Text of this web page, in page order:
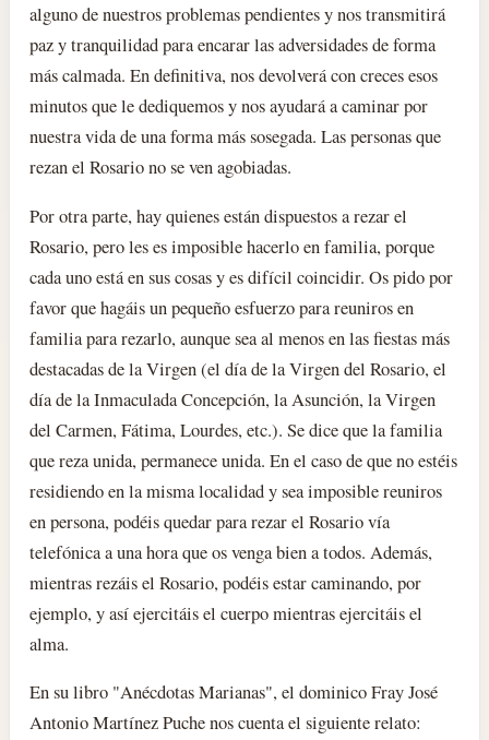
alguno de nuestros problemas pendientes y nos transmitirá
paz y tranquilidad para encarar las adversidades de forma
más calmada. En definitiva, nos devolverá con creces esos
minutos que le dediquemos y nos ayudará a caminar por
nuestra vida de una forma más sosegada. Las personas que
rezan el Rosario no se ven agobiadas.
Por otra parte, hay quienes están dispuestos a rezar el
Rosario, pero les es imposible hacerlo en familia, porque
cada uno está en sus cosas y es difícil coincidir. Os pido por
favor que hagáis un pequeño esfuerzo para reuniros en
familia para rezarlo, aunque sea al menos en las fiestas más
destacadas de la Virgen (el día de la Virgen del Rosario, el
día de la Inmaculada Concepción, la Asunción, la Virgen
del Carmen, Fátima, Lourdes, etc.). Se dice que la familia
que reza unida, permanece unida. En el caso de que no estéis
residiendo en la misma localidad y sea imposible reuniros
en persona, podéis quedar para rezar el Rosario vía
telefónica a una hora que os venga bien a todos. Además,
mientras rezáis el Rosario, podéis estar caminando, por
ejemplo, y así ejercitáis el cuerpo mientras ejercitáis el
alma.
En su libro "Anécdotas Marianas", el dominico Fray José
Antonio Martínez Puche nos cuenta el siguiente relato: